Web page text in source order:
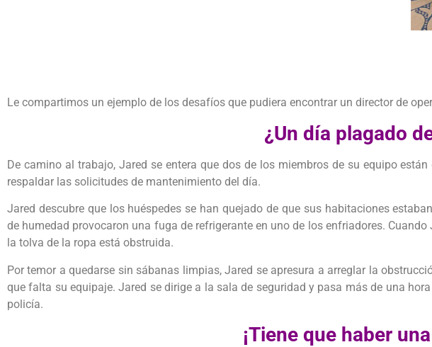
Le compartimos un ejemplo de los desafíos que pudiera encontrar un director de
¿Un día plagado
De camino al trabajo, Jared se entera que dos de los miembros de su equipo
respaldar las solicitudes de mantenimiento del día.
Jared descubre que los huéspedes se han quejado de que sus habitaciones
de humedad provocaron una fuga de refrigerante en uno de los enfriadores.
la tolva de la ropa está obstruida.
Por temor a quedarse sin sábanas limpias, Jared se apresura a arreglar la
que falta su equipaje. Jared se dirige a la sala de seguridad y pasa más de una
policía.
¡Tiene que haber